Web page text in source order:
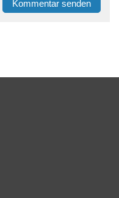
Kommentar senden